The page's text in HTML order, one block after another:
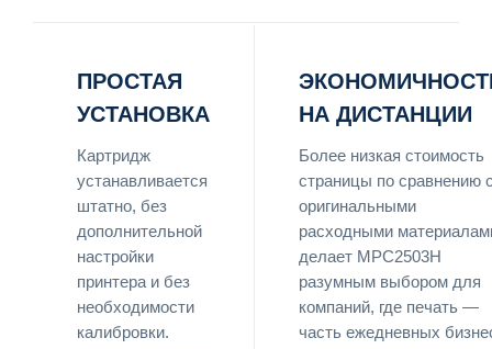
ПРОСТАЯ
УСТАНОВКА
Картридж
устанавливается
штатно, без
дополнительной
настройки
принтера и без
необходимости
калибровки.
НА ДИСТАНЦИИ
Более низкая стоимость
страницы по сравнению
оригинальными
расходными
делает MPC2503H
разумным выбором для
компаний, где печать —
часть ежедневных